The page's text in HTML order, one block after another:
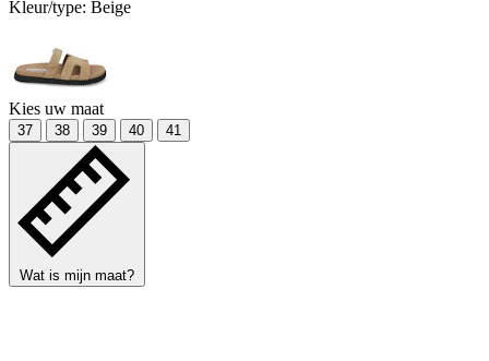
Kleur/type: Beige
Kies uw maat
37 38 39 40 41
Wat is mijn maat?